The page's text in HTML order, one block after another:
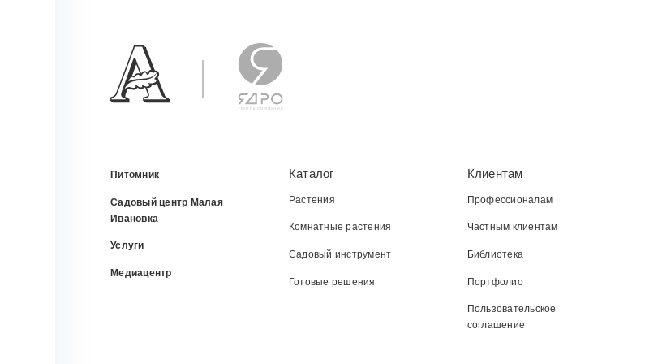
Питомник
Садовый центр Малая
Ивановка
Услуги
Медиацентр
Каталог
Растения
Комнатные растения
Садовый инструмент
Готовые решения
Клиентам
Профессионалам
Частным клиентам
Библиотека
Портфолио
Пользовательское
соглашение